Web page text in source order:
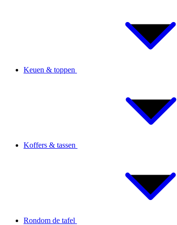
Keuen & toppen
Koffers & tassen
Rondom de tafel